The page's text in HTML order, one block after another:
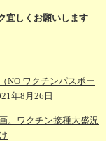
宜しくお願いします
NO ワクチンパスポー
年8月26日
。ワクチン接種大盛況